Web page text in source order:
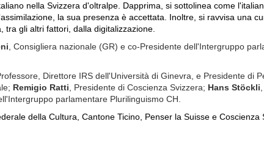
nella Svizzera d'oltralpe. Dapprima, si sottolinea come
la sua presenza è accettata. Inoltre, si ravvisa una
tra gli altri fattori, dalla digitalizzazione.
, Consigliera nazionale (GR) e co-Presidente dell'Intergruppo
Direttore IRS dell'Università di Ginevra, e Presidente di
Remigio Ratti , Presidente di Coscienza Svizzera; Hans Stöckli
parlamentare Plurilinguismo CH.
della Cultura, Cantone Ticino, Penser la Suisse e Coscienza